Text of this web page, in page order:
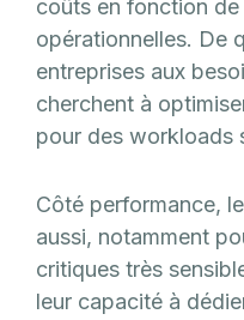
coûts en fonction
opérationnelles. De
entreprises aux
cherchent à
pour des workloads
Côté performance,
aussi, notamment
critiques très
leur capacité à